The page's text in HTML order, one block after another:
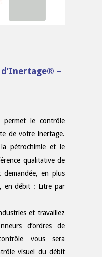
–
permet le contrôle
de votre inertage.
pétrochimie et le
qualitative de
demandée, en plus
en débit : Litre par
et travaillez
d’ordres de
vous sera
visuel du débit